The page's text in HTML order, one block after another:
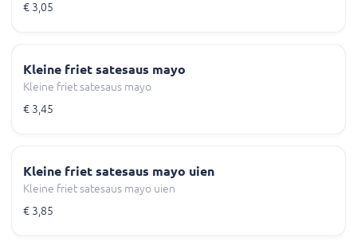
€ 3,05
Kleine friet satesaus mayo
Kleine friet satesaus mayo
€ 3,45
Kleine friet satesaus mayo uien
Kleine friet satesaus mayo uien
€ 3,85